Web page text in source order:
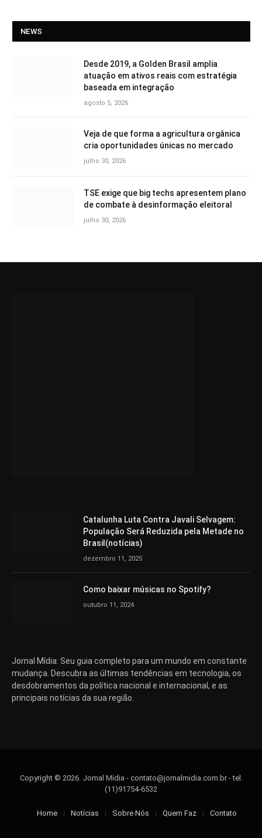
NEWS
Desde 2019, a Golden Brasil amplia
atuação em ativos reais com estratégia
baseada em integração
agosto 5, 2026
Veja de que forma a agricultura orgânica
cria oportunidades únicas no mercado
julho 30, 2026
TSE exige que big techs apresentem plano
de combate à desinformação eleitoral
julho 30, 2026
Catalunha Luta Contra Javali Selvagem:
População Será Reduzida pela Metade no
Brasil(notícias)
dezembro 11, 2025
Como baixar músicas no Spotify?
outubro 11, 2024
Jornal Mídia: Seu guia completo para um mundo em constante
mudança. Descubra as últimas tendências em tecnologia, os
desdobramentos da política nacional e internacional, e as
principais notícias da sua região.
Copyright © 2026. Jornal Mídia - contato@jornalmidia.com.br- tel.
(11)91754-6532
Home Notícias Sobre Nós Quem Faz Contato